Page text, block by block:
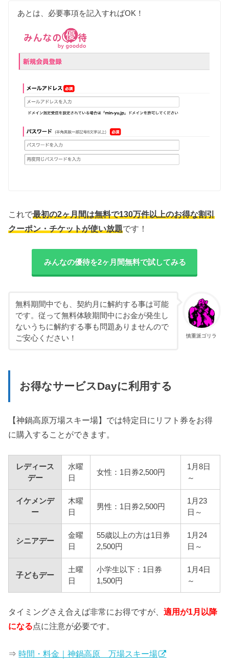
あとは、必要事項を記入すればOK！
これで最初の2ヶ月間は無料で130万件以上のお得な割引
クーポン・チケットが使い放題です！
みんなの優待を2ヶ月間無料で試してみる
慎重派ゴリラ
無料期間中でも、契約月に解約する事は可能
です。従って無料体験期間中にお金が発生し
ないうちに解約する事も問題ありませんので
ご安心ください！
お得なサービスDayに利用する
【神鍋高原万場スキー場】では特定日にリフト券をお得
に購入することができます。
レディース
デー
水曜
日
女性：1日券2,500円
1月8日
～
イケメンデ
ー
木曜
日
男性：1日券2,500円
1月23
日～
シニアデー
金曜
日
55歳以上の方は1日券
2,500円
1月24
日～
子どもデー
土曜
日
小学生以下：1日券
1,500円
1月4日
～
タイミングさえ合えば非常にお得ですが、適用が1月以降
になる点に注意が必要です。
⇒ 時間・料金｜神鍋高原 万場スキー場